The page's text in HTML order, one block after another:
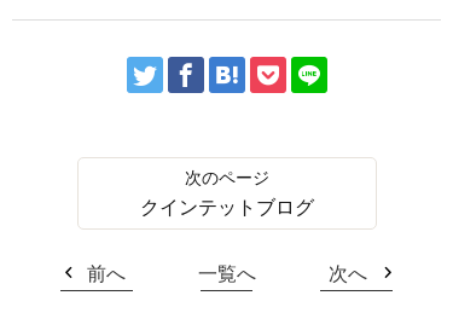
クインテットブログ
前へ 一覧へ 次へ